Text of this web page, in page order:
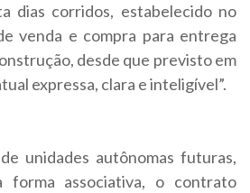
dias corridos, estabelecido no
venda e compra para entrega
desde que previsto em
expressa, clara e inteligível”.
unidades autônomas futuras,
forma associativa, o contrato